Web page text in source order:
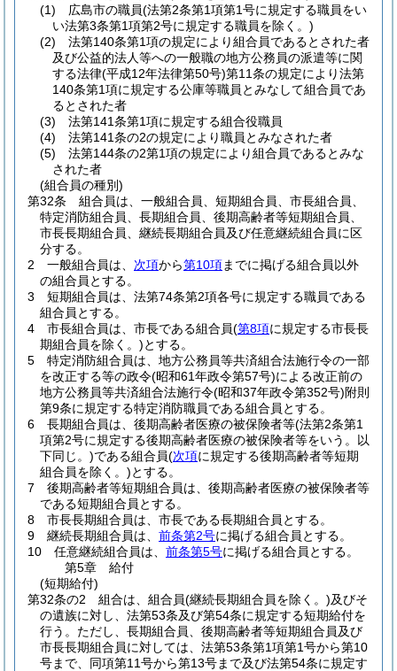
(1)
広島市の職員(法第2条第1項第1号に規定する職員をい
い法第3条第1項第2号に規定する職員を除く。)
(2)
法第140条第1項の規定により組合員であるとされた者
及び公益的法人等への一般職の地方公務員の派遣等に関
する法律(平成12年法律第50号)第11条の規定により法第
140条第1項に規定する公庫等職員とみなして組合員であ
るとされた者
(3)
法第141条第1項に規定する組合役職員
(4)
法第141条の2の規定により職員とみなされた者
(5)
法第144条の2第1項の規定により組合員であるとみな
された者
(組合員の種別)
第32条
組合員は、一般組合員、短期組合員、市長組合員、
特定消防組合員、長期組合員、後期高齢者等短期組合員、
市長長期組合員、継続長期組合員及び任意継続組合員に区
分する。
2
一般組合員は、 次項から第10項までに掲げる組合員以外
の組合員とする。
3
短期組合員は、法第74条第2項各号に規定する職員である
組合員とする。
4
市長組合員は、市長である組合員(第8項に規定する市長長
期組合員を除く。)とする。
5
特定消防組合員は、地方公務員等共済組合法施行令の一部
を改正する等の政令(昭和61年政令第57号)による改正前の
地方公務員等共済組合法施行令(昭和37年政令第352号)附則
第9条に規定する特定消防職員である組合員とする。
6
長期組合員は、後期高齢者医療の被保険者等(法第2条第1
項第2号に規定する後期高齢者医療の被保険者等をいう。以
下同じ。)である組合員(次項に規定する後期高齢者等短期
組合員を除く。)とする。
7
後期高齢者等短期組合員は、後期高齢者医療の被保険者等
である短期組合員とする。
8
市長長期組合員は、市長である長期組合員とする。
9
継続長期組合員は、 前条第2号に掲げる組合員とする。
10
任意継続組合員は、 前条第5号に掲げる組合員とする。
第5章
給付
(短期給付)
第32条の2
組合は、組合員(継続長期組合員を除く。)及びそ
の遺族に対し、法第53条及び第54条に規定する短期給付を
行う。 ただし、長期組合員、後期高齢者等短期組合員及び
市長長期組合員に対しては、法第53条第1項第1号から第10
号まで、同項第11号から第13号まで及び法第54条に規定す